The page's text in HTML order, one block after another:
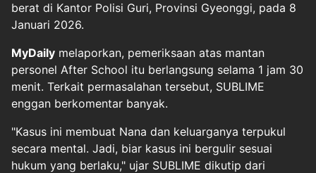
berat di Kantor Polisi Guri, Provinsi Gyeonggi, pada 8
Januari 2026.
MyDaily melaporkan, pemeriksaan atas mantan
personel After School itu berlangsung selama 1 jam 30
menit. Terkait permasalahan tersebut, SUBLIME
enggan berkomentar banyak.
"Kasus ini membuat Nana dan keluarganya terpukul
secara mental. Jadi, biar kasus ini bergulir sesuai
hukum yang berlaku," ujar SUBLIME dikutip dari